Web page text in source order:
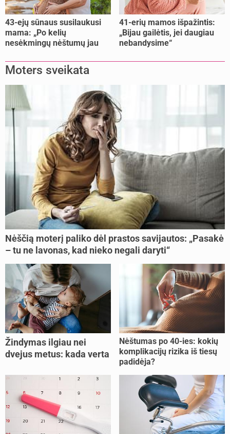
43-ejų sūnaus susilaukusi
mama: „Po kelių
nesėkmingų nėštumų jau
41-erių mamos išpažintis:
„Bijau gailėtis, jei daugiau
nebandysime“
Moters sveikata
Nėščią moterį paliko dėl prastos savijautos: „Pasakė
– tu ne lavonas, kad nieko negali daryti“
Žindymas ilgiau nei
dvejus metus: kada verta
nujunkyti?
Nėštumas po 40-ies: kokių
komplikacijų rizika iš tiesų
padidėja?